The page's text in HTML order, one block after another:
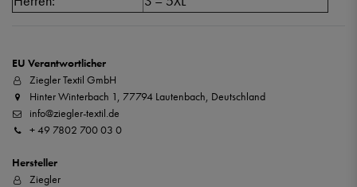
EU Verantwortlicher
Ziegler Textil GmbH
Hinter Winterbach 1, 77794 Lautenbach, Deutschland
info@ziegler-textil.de
+ 49 7802 700 03 0
Hersteller
Ziegler